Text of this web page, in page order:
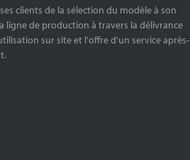
ses clients de la sélection du modèle à son
ligne de production à travers la délivrance
sur site et l'offre d'un service après-